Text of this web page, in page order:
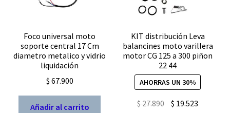
Foco universal moto
soporte central 17 Cm
diametro metalico y vidrio
liquidación
$ 67.900
Añadir al carrito
KIT distribución Leva
balancines moto varillera
motor CG 125 a 300 piñon
22 44
AHORRAS UN 30%
$27.890 El$ 19.523